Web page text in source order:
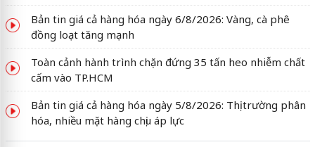
Bản tin giá cả hàng hóa ngày 6/8/2026: Vàng, cà phê
đồng loạt tăng mạnh
Toàn cảnh hành trình chặn đứng 35 tấn heo nhiễm chất
cấm vào TP.HCM
Bản tin giá cả hàng hóa ngày 5/8/2026: Thị trường phân
hóa, nhiều mặt hàng chịu áp lực